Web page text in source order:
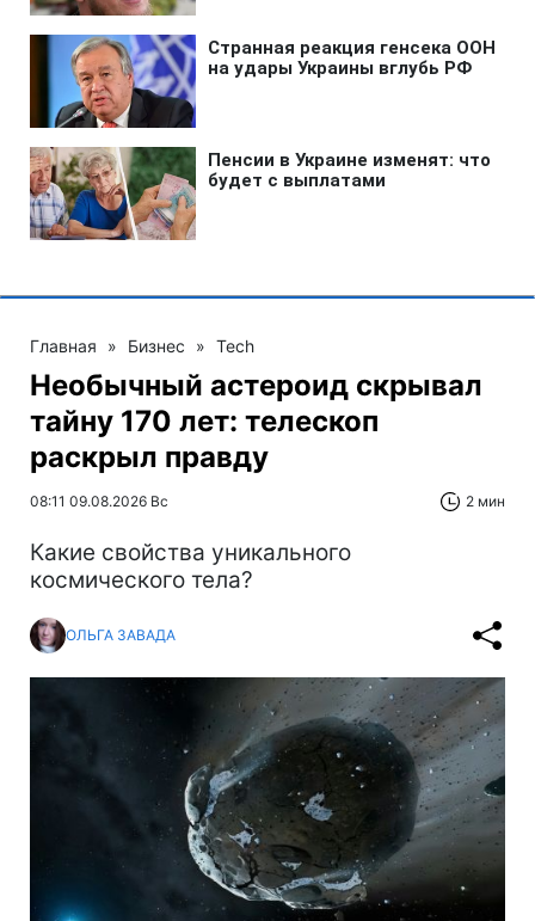
Главная » Бизнес » Tech
Необычный астероид скрывал
тайну 170 лет: телескоп
раскрыл правду
08:11 09.08.2026 Вс 2 мин
Какие свойства уникального
космического тела?
ОЛЬГА ЗАВАДА